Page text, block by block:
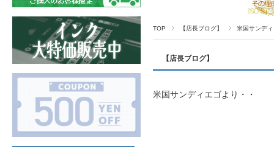
TOP 【店長ブログ】 米国サンデ
【店長ブログ】
米国サンディエゴより・・